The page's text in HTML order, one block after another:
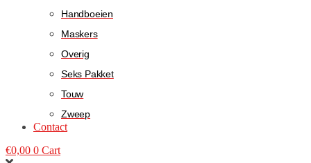
Handboeien
Maskers
Overig
Seks Pakket
Touw
Zweep
Contact
€0,00 0 Cart